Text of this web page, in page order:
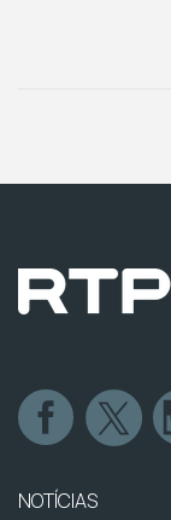
NOTÍCIAS